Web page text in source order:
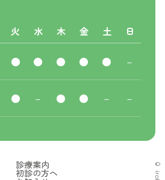
火 水 木 金 土 日
● ● ● ● ● －
● － ● ● － －
診療案内
初診の方へ